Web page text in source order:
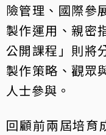
險管理、國際參
製作運用、親密
公開課程」則將
製作策略、觀眾
人士參與。
回顧前兩屆培育